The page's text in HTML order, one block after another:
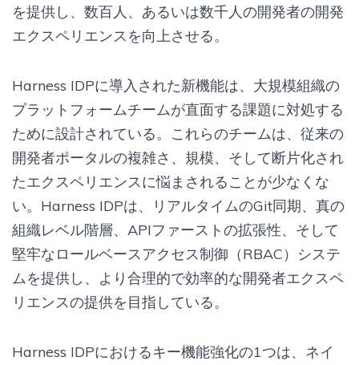
を提供し、数百人、あるいは数千人の開発者の開発
エクスペリエンスを向上させる。
Harness IDPに導入された新機能は、大規模組織の
プラットフォームチームが直面する課題に対処する
ために設計されている。これらのチームは、従来の
開発者ポータルの複雑さ、規模、そして断片化され
たエクスペリエンスに悩まされることが少なくな
い。Harness IDPは、リアルタイムのGit同期、真の
組織レベル階層、APIファーストの拡張性、そして
堅牢なロールベースアクセス制御（RBAC）システ
ムを提供し、より合理的で効率的な開発者エクスペ
リエンスの提供を目指している。
Harness IDPにおけるキー機能強化の1つは、ネイ